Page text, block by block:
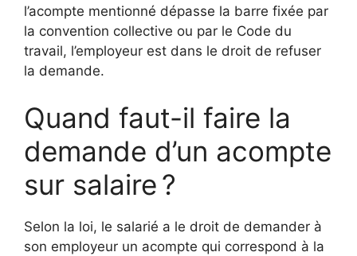
l’acompte mentionné dépasse la barre fixée par
la convention collective ou par le Code du
travail, l’employeur est dans le droit de refuser
la demande.
Quand faut-il faire la
demande d’un acompte
sur salaire ?
Selon la loi, le salarié a le droit de demander à
son employeur un acompte qui correspond à la